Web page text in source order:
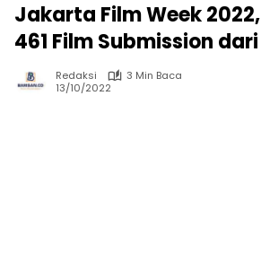
Jakarta Film Week
461 Film Submission
Redaksi
3 Min Baca
13/10/2022